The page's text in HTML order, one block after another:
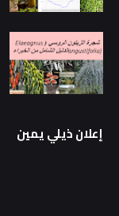
إعلان ذيلي يمين